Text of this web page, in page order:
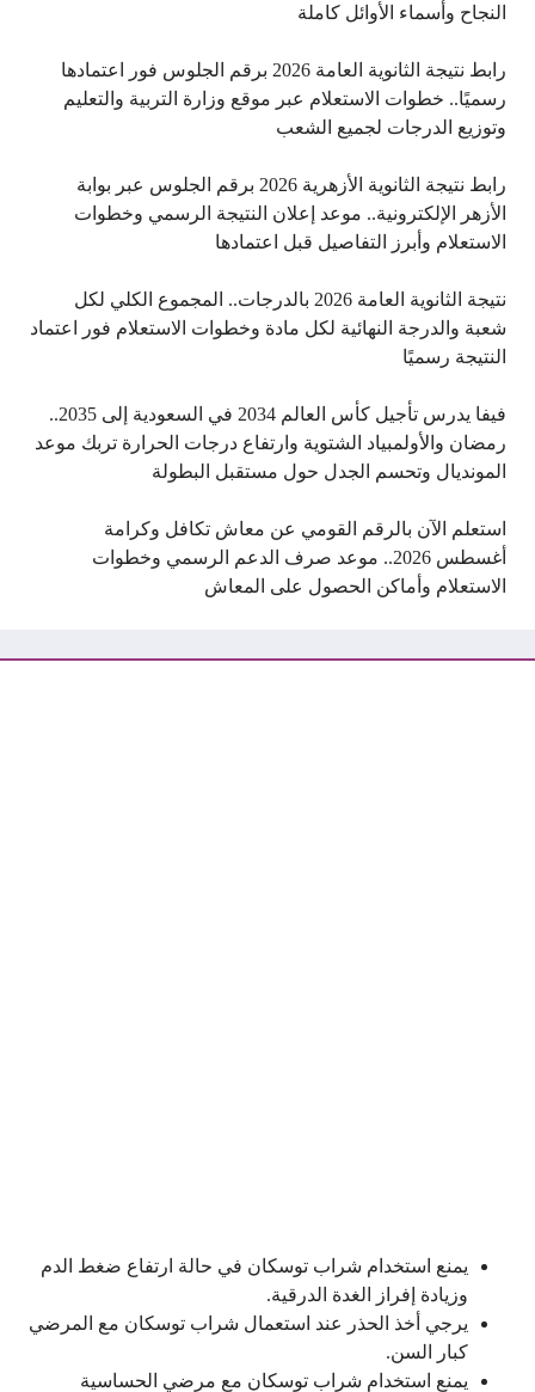
النجاح وأسماء الأوائل كاملة
رابط نتيجة الثانوية العامة 2026 برقم الجلوس فور اعتمادها
رسميًا.. خطوات الاستعلام عبر موقع وزارة التربية والتعليم
وتوزيع الدرجات لجميع الشعب
رابط نتيجة الثانوية الأزهرية 2026 برقم الجلوس عبر بوابة
الأزهر الإلكترونية.. موعد إعلان النتيجة الرسمي وخطوات
الاستعلام وأبرز التفاصيل قبل اعتمادها
نتيجة الثانوية العامة 2026 بالدرجات.. المجموع الكلي لكل
شعبة والدرجة النهائية لكل مادة وخطوات الاستعلام فور اعتماد
النتيجة رسميًا
فيفا يدرس تأجيل كأس العالم 2034 في السعودية إلى 2035..
رمضان والأولمبياد الشتوية وارتفاع درجات الحرارة تربك موعد
المونديال وتحسم الجدل حول مستقبل البطولة
استعلم الآن بالرقم القومي عن معاش تكافل وكرامة
أغسطس 2026.. موعد صرف الدعم الرسمي وخطوات
الاستعلام وأماكن الحصول على المعاش
يمنع استخدام شراب توسكان في حالة ارتفاع ضغط الدم
وزيادة إفراز الغدة الدرقية.
يرجي أخذ الحذر عند استعمال شراب توسكان مع المرضي
كبار السن.
يمنع استخدام شراب توسكان مع مرضي الحساسية